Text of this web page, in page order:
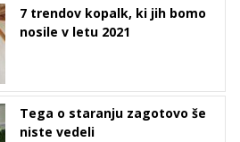
7 trendov kopalk, ki jih bomo
nosile v letu 2021
Tega o staranju zagotovo še
niste vedeli